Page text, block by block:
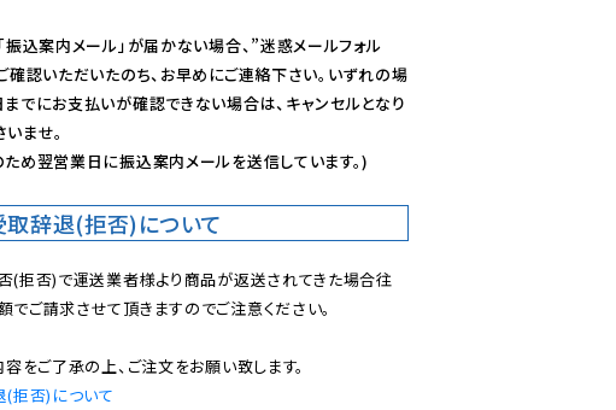
振込案内メール」が届かない場合、”迷惑メールフォル
確認いただいたのち、お早めにご連絡下さい。いずれの場
でにお支払いが確認できない場合は、キャンセルとなり
ませ。
め翌営業日に振込案内メールを送信しています。)
取辞退(拒否)について
(拒否)で運送業者様より商品が返送されてきた場合往
ご請求させて頂きますのでご注意ください。
(拒否)について